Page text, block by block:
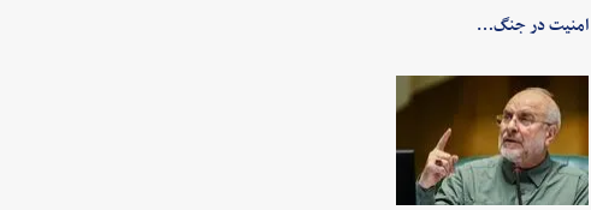
امنیت در جنگ…